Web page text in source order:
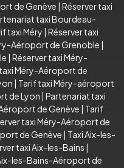
de Genève | Réserver taxi
taxi Bourdeau-
taxi Méry | Réserver taxi
Aéroport de Grenoble |
| Réserver taxi Méry-
Méry-Aéroport de
| Tarif taxi Méry-aéroport
de Lyon | Partenariat taxi
de Genève | Tarif
taxi Méry-Aéroport de
de Genève | Taxi Aix-les-
taxi Aix-les-Bains |
les-Bains-Aéroport de